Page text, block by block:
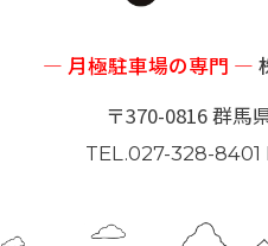
― 月極駐車場の専門 ―
〒370-0816 群馬
TEL.027-328-